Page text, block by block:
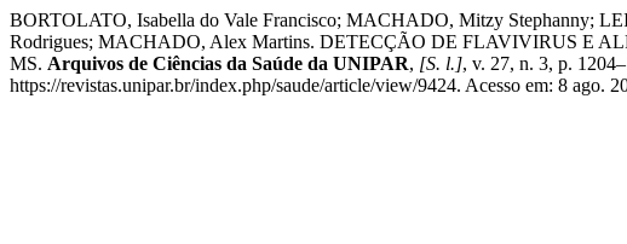
BORTOLATO, Isabella do Vale Francisco; MACHADO, Mitzy Stephanny;
Rodrigues; MACHADO, Alex Martins. DETECÇÃO DE FLAVIVIRUS E
MS. Arquivos de Ciências da Saúde da UNIPAR, [S. l.], v. 27, n. 3, p.
https://revistas.unipar.br/index.php/saude/article/view/9424. Acesso em: 8 ago.